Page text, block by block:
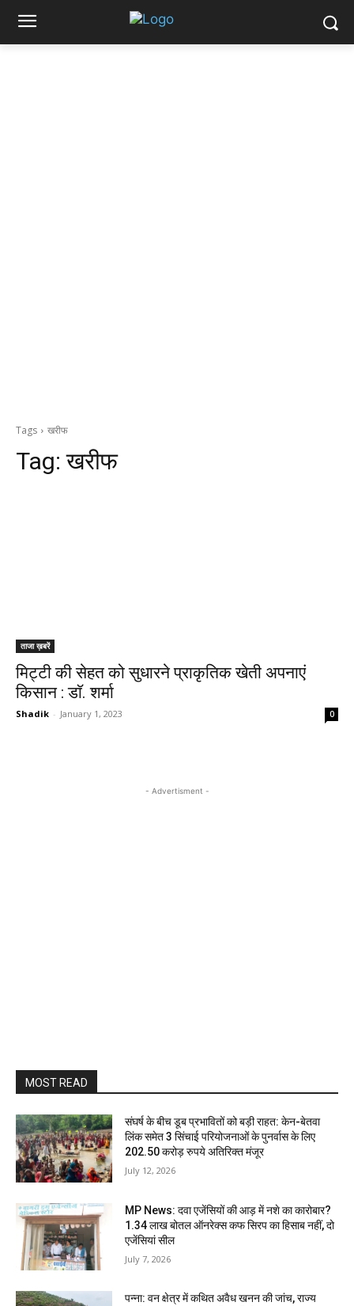
Tags खरीफ
Tag:खरीफ
ताजा ख़बरें
मिट्टी की सेहत को सुधारने प्राकृतिक खेती अपनाएं
किसान : डाॅ. शर्मा
Shadik - January 1, 2023 0
- Advertisment -
MOST READ
संघर्ष के बीच डूब प्रभावितों को बड़ी राहत: केन-बेतवा
लिंक समेत 3 सिंचाई परियोजनाओं के पुनर्वास के लिए
202.50 करोड़ रुपये अतिरिक्त मंजूर
July 12, 2026
MP News: दवा एजेंसियों की आड़ में नशे का कारोबार?
1.34 लाख बोतल ऑनरेक्स कफ सिरप का हिसाब नहीं, दो
एजेंसियां सील
July 7, 2026
पन्ना: वन क्षेत्र में कथित अवैध खनन की जांच, राज्य